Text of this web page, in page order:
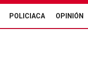
POLICIACA OPINIÓN